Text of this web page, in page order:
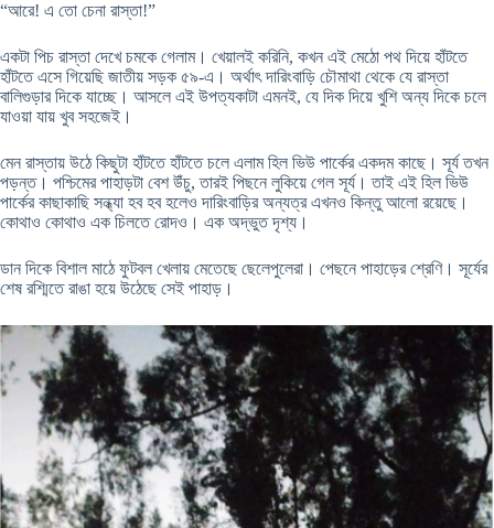
“আরে! এ তো চেনা রাস্তা!”
একটা পিচ রাস্তা দেখে চমকে গেলাম। খেয়ালই করিনি, কখন এই মেঠো পথ দিয়ে হাঁটতে
হাঁটতে এসে গিয়েছি জাতীয় সড়ক ৫৯-এ। অর্থাৎ দারিংবাড়ি চৌমাথা থেকে যে রাস্তা
বালিগুড়ার দিকে যাচ্ছে। আসলে এই উপত্যকাটা এমনই, যে দিক দিয়ে খুশি অন্য দিকে চলে
যাওয়া যায় খুব সহজেই।
মেন রাস্তায় উঠে কিছুটা হাঁটতে হাঁটতে চলে এলাম হিল ভিউ পার্কের একদম কাছে। সূর্য তখন
পড়ন্ত। পশ্চিমের পাহাড়টা বেশ উঁচু, তারই পিছনে লুকিয়ে গেল সূর্য। তাই এই হিল ভিউ
পার্কের কাছাকাছি সন্ধ্যা হব হব হলেও দারিংবাড়ির অন্যত্র এখনও কিন্তু আলো রয়েছে।
কোথাও কোথাও এক চিলতে রোদও। এক অদ্ভুত দৃশ্য।
ডান দিকে বিশাল মাঠে ফুটবল খেলায় মেতেছে ছেলেপুলেরা। পেছনে পাহাড়ের শ্রেণি। সূর্যের
শেষ রশ্মিতে রাঙা হয়ে উঠেছে সেই পাহাড়।